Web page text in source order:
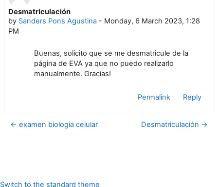
Desmatriculación
by Sanders Pons Agustina - Monday, 6 March 2023, 1:28
PM
Number of replies: 0
Buenas, solicito que se me desmatricule de la
página de EVA ya que no puedo realizarlo
manualmente. Gracias!
Permalink Reply
← examen biologia celular Desmatriculación →
Switch to the standard theme